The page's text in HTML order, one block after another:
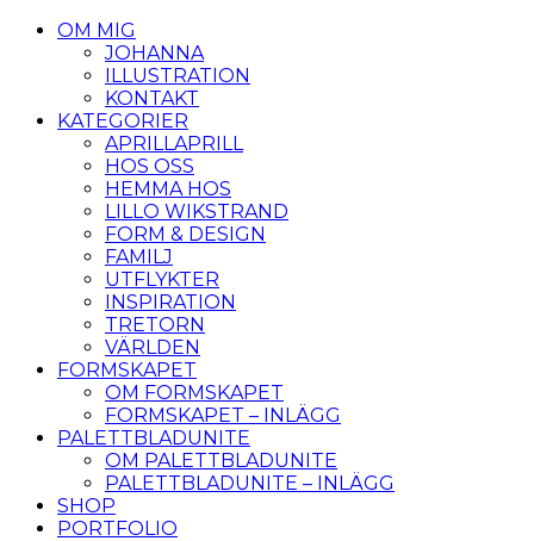
OM MIG
JOHANNA
ILLUSTRATION
KONTAKT
KATEGORIER
APRILLAPRILL
HOS OSS
HEMMA HOS
LILLO WIKSTRAND
FORM & DESIGN
FAMILJ
UTFLYKTER
INSPIRATION
TRETORN
VÄRLDEN
FORMSKAPET
OM FORMSKAPET
FORMSKAPET – INLÄGG
PALETTBLADUNITE
OM PALETTBLADUNITE
PALETTBLADUNITE – INLÄGG
SHOP
PORTFOLIO